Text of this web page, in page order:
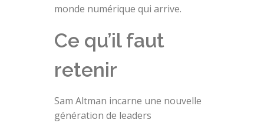
monde numérique qui arrive.
Ce qu’il faut
retenir
Sam Altman incarne une nouvelle
génération de leaders